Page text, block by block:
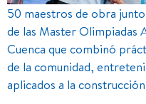
50 maestros de obra
de las Master Olimpiadas
Cuenca que combinó
de la comunidad,
aplicados a la